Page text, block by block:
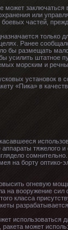
может
или
частей,
Ранее
бы размещать
усилить штатное
морским и
установок в
«Пика» в
тяжелого
на борту оптико-
огневую
на вооружение
класса
использоваться
ракета может